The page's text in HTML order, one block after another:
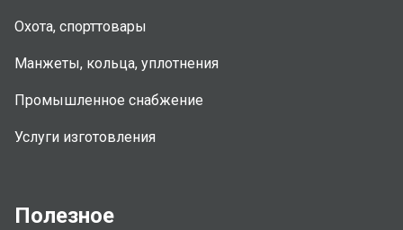
Охота, спорттовары
Манжеты, кольца, уплотнения
Промышленное снабжение
Услуги изготовления
Полезное